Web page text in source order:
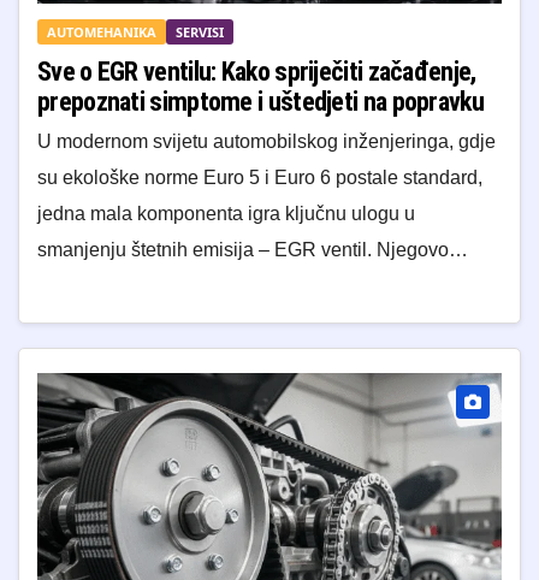
AUTOMEHANIKA SERVISI
Sve o EGR ventilu: Kako spriječiti začađenje,
prepoznati simptome i uštedjeti na popravku
U modernom svijetu automobilskog inženjeringa, gdje
su ekološke norme Euro 5 i Euro 6 postale standard,
jedna mala komponenta igra ključnu ulogu u
smanjenju štetnih emisija – EGR ventil. Njegovo…